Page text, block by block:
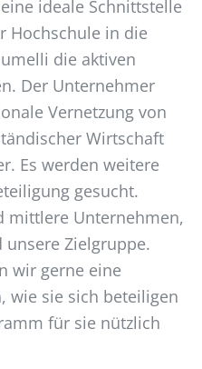
ideale Schnittstelle
Hochschule in die
die aktiven
Der Unternehmer
Vernetzung von
Wirtschaft
Es werden weitere
gesucht.
mittlere Unternehmen,
unsere Zielgruppe.
wir gerne eine
wie sie sich beteiligen
für sie nützlich